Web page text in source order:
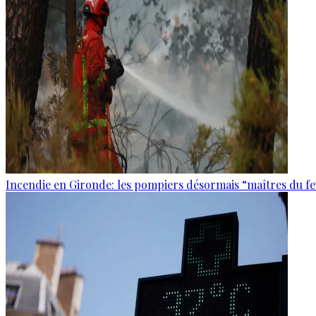
Incendie en Gironde: les pompiers désormais “maîtres du